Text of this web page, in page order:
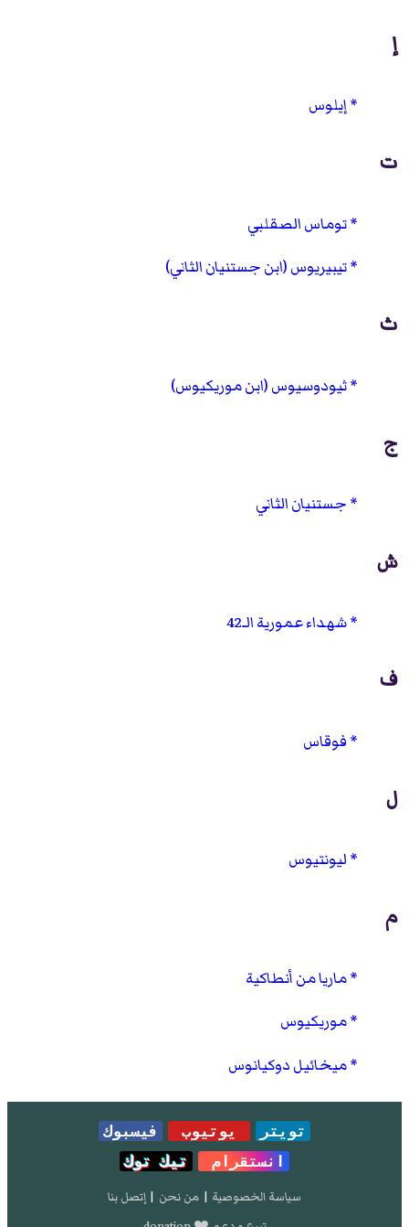
إ
إيلوس
ت
توماس الصقلبي
تيبيريوس (ابن جستنيان الثاني)
ث
ثيودوسيوس (ابن موريكيوس)
ج
جستنيان الثاني
ش
شهداء عمورية الـ42
ف
فوقاس
ل
ليونتيوس
م
ماريا من أنطاكية
موريكيوس
ميخائيل دوكيانوس
تويتر يوتيوب
فيسبوك
انستقرام
تيك توك
سياسة الخصوصية | من نحن | إتصل بنا